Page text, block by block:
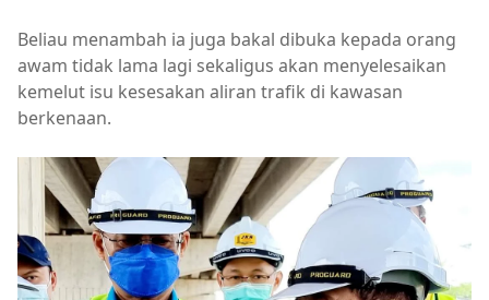
Beliau menambah ia juga bakal dibuka kepada orang
awam tidak lama lagi sekaligus akan menyelesaikan
kemelut isu kesesakan aliran trafik di kawasan
berkenaan.